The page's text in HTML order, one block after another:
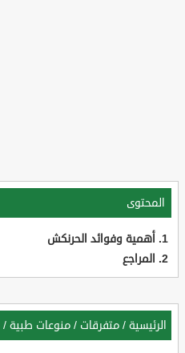
المحتوى
أهمية وفوائد الحرنكش
المراجع
الرئيسية / متفرقات / منوعات طبية /